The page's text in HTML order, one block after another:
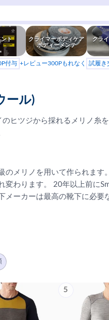
ント
クライマーボディケア
ボディーメンテ
クラ
付与 +レビュー300Pもれなく 試履き
ール)
ヒツジから採れるメリノ糸
のメリノを用いて作られます
変わります。 20年以上前に
メーカーは最高の靴下に必要
5